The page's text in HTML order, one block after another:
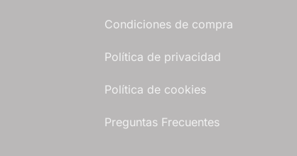
Condiciones de compra
Política de privacidad
Política de cookies
Preguntas Frecuentes